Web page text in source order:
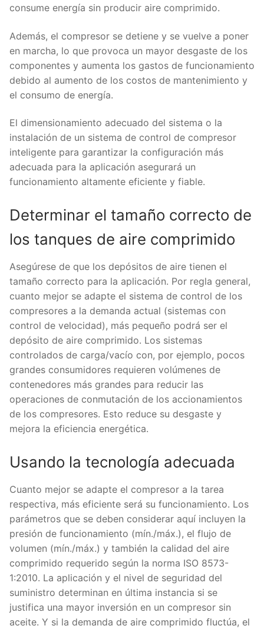
consume energía sin producir aire comprimido.
Además, el compresor se detiene y se vuelve a poner
en marcha, lo que provoca un mayor desgaste de los
componentes y aumenta los gastos de funcionamiento
debido al aumento de los costos de mantenimiento y
el consumo de energía.
El dimensionamiento adecuado del sistema o la
instalación de un sistema de control de compresor
inteligente para garantizar la configuración más
adecuada para la aplicación asegurará un
funcionamiento altamente eficiente y fiable.
Determinar el tamaño correcto de
los tanques de aire comprimido
Asegúrese de que los depósitos de aire tienen el
tamaño correcto para la aplicación. Por regla general,
cuanto mejor se adapte el sistema de control de los
compresores a la demanda actual (sistemas con
control de velocidad), más pequeño podrá ser el
depósito de aire comprimido. Los sistemas
controlados de carga/vacío con, por ejemplo, pocos
grandes consumidores requieren volúmenes de
contenedores más grandes para reducir las
operaciones de conmutación de los accionamientos
de los compresores. Esto reduce su desgaste y
mejora la eficiencia energética.
Usando la tecnología adecuada
Cuanto mejor se adapte el compresor a la tarea
respectiva, más eficiente será su funcionamiento. Los
parámetros que se deben considerar aquí incluyen la
presión de funcionamiento (mín./máx.), el flujo de
volumen (mín./máx.) y también la calidad del aire
comprimido requerido según la norma ISO 8573-
1:2010. La aplicación y el nivel de seguridad del
suministro determinan en última instancia si se
justifica una mayor inversión en un compresor sin
aceite. Y si la demanda de aire comprimido fluctúa, el